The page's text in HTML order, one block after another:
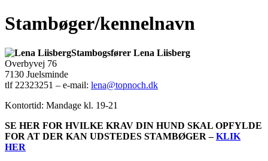
Stambøger/kennelnavn
Stambogsfører Lena Liisberg
Overbyvej 76
7130 Juelsminde
tlf 22323251 – e-mail: lena@topnoch.dk
Kontortid: Mandage kl. 19-21
SE HER FOR HVILKE KRAV DIN HUND SKAL OPFYLDE
FOR AT DER KAN UDSTEDES STAMBØGER –KLIK
HER